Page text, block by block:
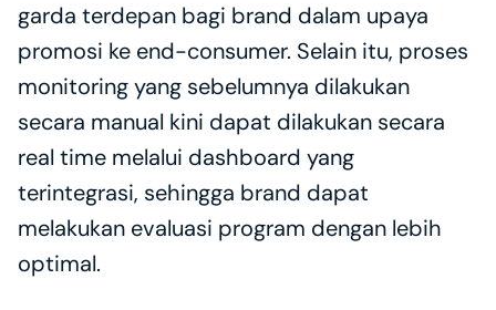
garda terdepan bagi brand dalam upaya
promosi ke end-consumer. Selain itu, proses
monitoring yang sebelumnya dilakukan
secara manual kini dapat dilakukan secara
real time melalui dashboard yang
terintegrasi, sehingga brand dapat
melakukan evaluasi program dengan lebih
optimal.